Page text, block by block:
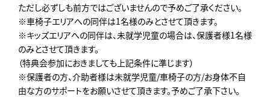
ただし必ずしも前方ではございませんので予めご了承ください。
※車椅子エリアへの同伴は1名様のみとさせて頂きます。
※キッズエリアへの同伴は、未就学児童の場合は、保護者様1名様
のみとさせて頂きます。
（特典会参加におきましても上記条件に準じます）
※保護者の方、介助者様は未就学児童/車椅子の方/お身体不自
由な方のサポートをお願いさせて頂きます。予めご了承下さい。